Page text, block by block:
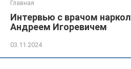
Главная
Интервью с врачом
Андреем Игоревичем
03.11.2024